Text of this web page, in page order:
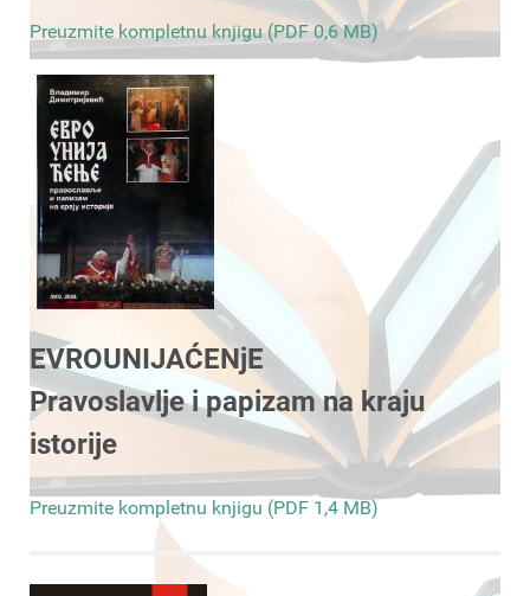
Preuzmite kompletnu knjigu (PDF 0,6 MB)
EVROUNIJAĆENjE
Pravoslavlje i papizam na kraju
istorije
Preuzmite kompletnu knjigu (PDF 1,4 MB)